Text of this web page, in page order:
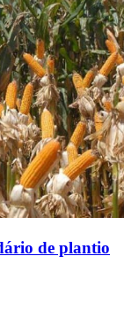
de plantio